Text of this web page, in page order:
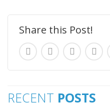
Share this Post!
RECENT POSTS